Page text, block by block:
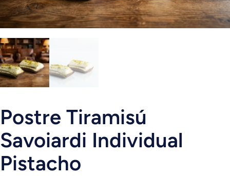
Postre Tiramisú
Savoiardi Individual
Pistacho